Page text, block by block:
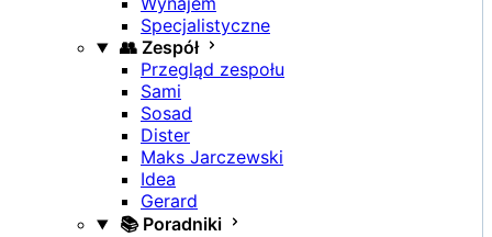
Specjalistyczne
👥 Zespół
Przegląd zespołu
Sami
Sosad
Dister
Maks Jarczewski
Idea
Gerard
📚 Poradniki